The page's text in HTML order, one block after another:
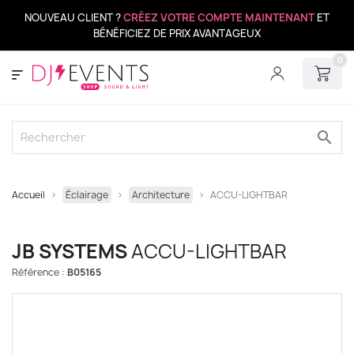
NOUVEAU CLIENT ?CRÉEZ VOTRE COMPTE MAINTENANT ET
BÉNÉFICIEZ DE PRIX AVANTAGEUX
0
search
Accueil Éclairage Architecture ACCU-LIGHTBAR
JB SYSTEMSACCU-LIGHTBAR
Référence : B05165